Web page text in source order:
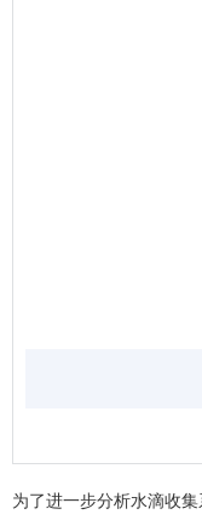
为了进一步分析水滴收